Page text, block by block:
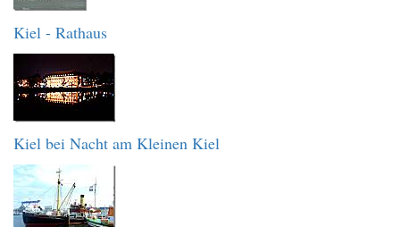
Kiel - Rathaus
Kiel bei Nacht am Kleinen Kiel